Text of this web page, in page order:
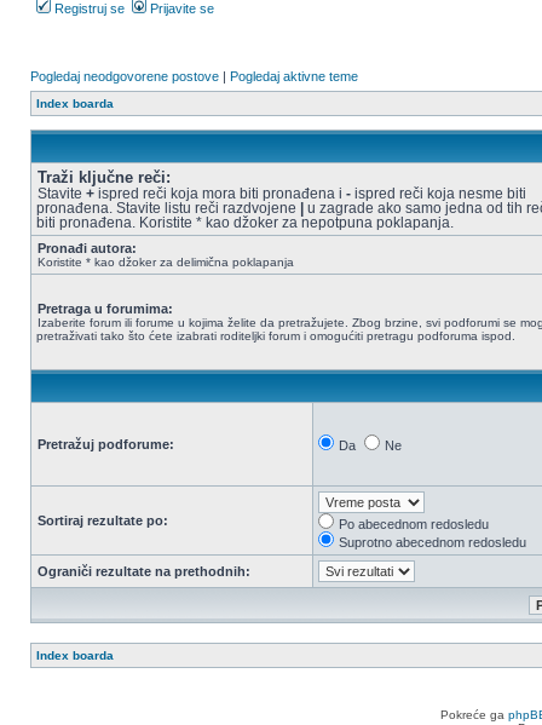
Registruj se Prijavite se
Pogledaj neodgovorene postove | Pogledaj aktivne teme
Index boarda
Traži ključne reči:
Stavite + ispred reči koja mora biti pronađena i - ispred reči koja nesme biti
pronađena. Stavite listu reči razdvojene
u zagrade ako samo jedna od tih
biti pronađena. Koristite * kao džoker za nepotpuna poklapanja.
Pronađi autora:
Koristite * kao džoker za delimična poklapanja
Pretraga u forumima:
Izaberite forum ili forume u kojima želite da pretražujete. Zbog brzine, svi podforumi se
pretraživati tako što ćete izabrati roditeljki forum i omogućiti pretragu podforuma ispod.
Pretražuj podforume: Da Ne
Sortiraj rezultate po:
Po abecednom redosledu
Suprotno abecednom redosledu
Ograniči rezultate na prethodnih:
Index boarda
Pokreće ga